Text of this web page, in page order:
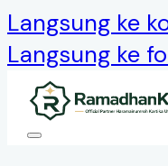
Langsung ke
Langsung ke